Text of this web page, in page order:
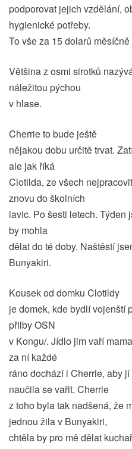
podporovat jejich vzdělání,
hygienické potřeby.
To vše za 15 dolarů
Většina z osmi sirotků
náležitou pýchou
v hlase.
Cherrie to bude ještě
nějakou dobu určitě trvat.
ale jak říká
Clotilda, ze všech
znovu do školních
lavic. Po šesti letech. Týden
by mohla
dělat do té doby. Naštěstí
Bunyakiri.
Kousek od domku Clotildy
je domek, kde bydlí vojenští
přilby OSN
v Kongu/. Jídlo jim vaří
za ní každé
ráno dochází i Cherrie, aby
naučila se vařit. Cherrie
z toho byla tak nadšená, že
jednou žila v Bunyakiri,
chtěla by pro mě dělat